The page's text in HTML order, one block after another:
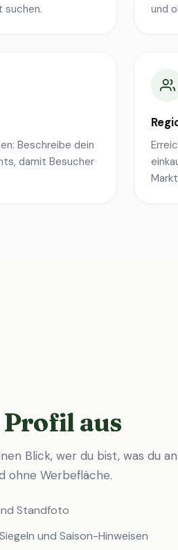
suchen.
und
Beschreibe dein
damit Besucher
Profil aus
Blick, wer du bist, was du
ohne Werbefläche.
Standfoto
und Saison-Hinweisen